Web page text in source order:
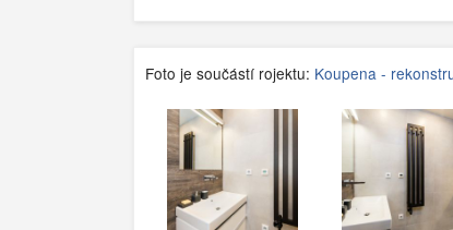
Foto je součástí rojektu: Koupena -